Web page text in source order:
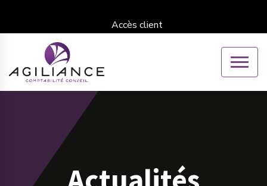
Accès client